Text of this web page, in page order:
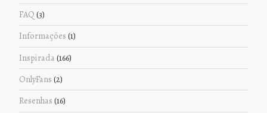
FAQ (3)
Informações (1)
Inspirada (166)
OnlyFans (2)
Resenhas (16)